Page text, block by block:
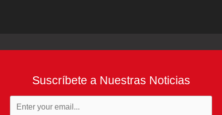
Suscríbete a Nuestras Noticias